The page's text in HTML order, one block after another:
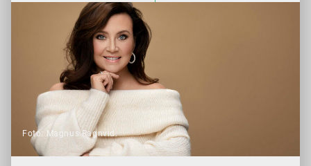
Foto: Magnus Ragnvid.